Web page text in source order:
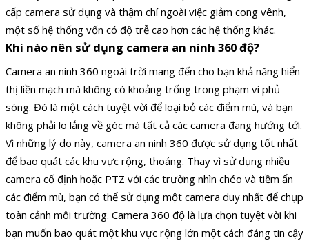
cấp camera sử dụng và thậm chí ngoài việc giảm cong vênh,
một số hệ thống vốn có độ trễ cao hơn các hệ thống khác.
Khi nào nên sử dụng camera an ninh 360 độ?
Camera an ninh 360 ngoài trời mang đến cho bạn khả năng hiển
thị liền mạch mà không có khoảng trống trong phạm vi phủ
sóng. Đó là một cách tuyệt vời để loại bỏ các điểm mù, và bạn
không phải lo lắng về góc mà tất cả các camera đang hướng tới.
Vì những lý do này, camera an ninh 360 được sử dụng tốt nhất
để bao quát các khu vực rộng, thoáng. Thay vì sử dụng nhiều
camera cố định hoặc PTZ với các trường nhìn chéo và tiềm ẩn
các điểm mù, bạn có thể sử dụng một camera duy nhất để chụp
toàn cảnh môi trường. Camera 360 độ là lựa chọn tuyệt vời khi
bạn muốn bao quát một khu vực rộng lớn một cách đáng tin cậy